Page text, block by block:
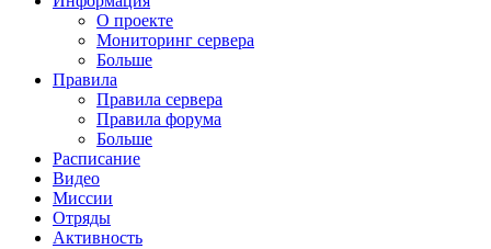
О проекте
Мониторинг сервера
Больше
Правила
Правила сервера
Правила форума
Больше
Расписание
Видео
Миссии
Отряды
Активность